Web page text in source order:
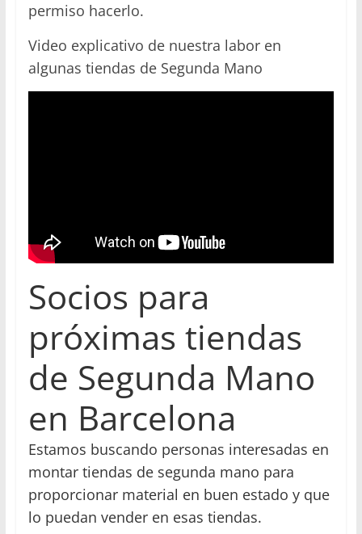
permiso hacerlo.
Video explicativo de nuestra labor en
algunas tiendas de Segunda Mano
Socios para
próximas tiendas
de Segunda Mano
en Barcelona
Estamos buscando personas interesadas en
montar tiendas de segunda mano para
proporcionar material en buen estado y que
lo puedan vender en esas tiendas.